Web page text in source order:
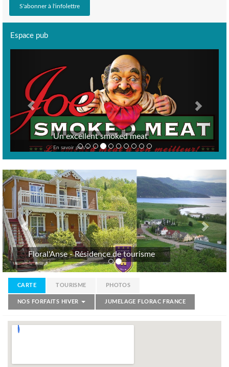
Espace pub
Un excellent smoked meat
En savoir plus >
Floral'Anse - Résidence de tourisme
Previous
CARTE TOURISME PHOTOS
NOS FORFAITS HIVER JUMELAGE FLORAC FRANCE